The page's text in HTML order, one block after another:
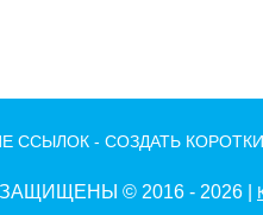
ССЫЛОК - СОЗДАТЬ
© 2016 - 2026 |